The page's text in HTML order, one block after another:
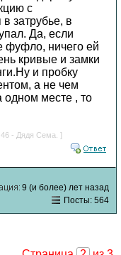
с
затрубье, в
Да, если
фуфло, ничего ей
кривые и замки
и пробку
а не чем
одном месте , то
- Дядя Сема. ]
9 (и более) лет назад
Посты: 564